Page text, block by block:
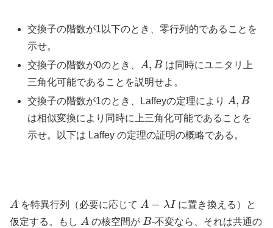
交換子の階数が1以下のとき、零行列的であることを
示せ。
交換子の階数が0のとき、
A,
B
A, B は同時にユニタリ上
三角化可能であることを説明せよ。
交換子の階数が1のとき、Laffeyの定理により
A,
B
A, B
は相似変換により同時に上三角化可能であることを
示せ。以下は Laffey の定理の証明の概略である。
A
A を特異行列（必要に応じて A -
\lambda
A − λI に置き換える）と
仮定する。もし A
A の核空間が B
B-不変なら、それは共通の